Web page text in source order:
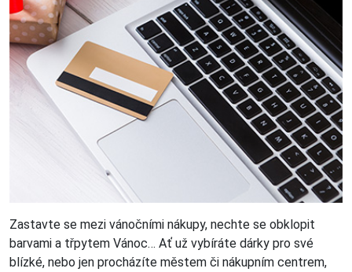
Zastavte se mezi vánočními nákupy, nechte se obklopit
barvami a třpytem Vánoc… Ať už vybíráte dárky pro své
blízké, nebo jen procházíte městem či nákupním centrem,